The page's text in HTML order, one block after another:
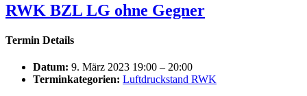
RWK BZL LG ohne Gegner
Termin Details
Datum: 9. März 2023 19:00 – 20:00
Terminkategorien: Luftdruckstand RWK